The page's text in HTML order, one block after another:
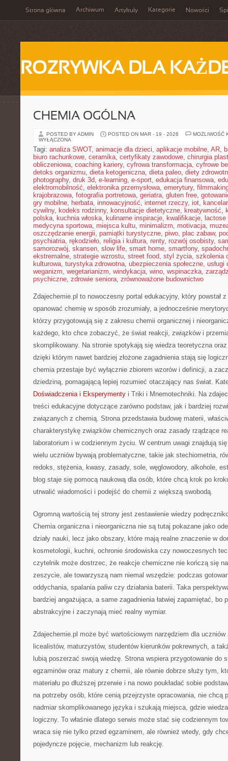
Strona główna Archiwum Artykuły Kategorie Nowości
ROZRYWKA DLA
CHEMIA OGÓLNA
POSTED BY ADMIN POSTED ON MAR - 19 - 2026
MOŻLIWOŚĆ
WYŁĄCZONA
Tagi: analiza SWOT, animacje dla dzieci, aplikacje mobilne, AR,
biuro rachunkowe, ceramika, certyfikaty zawodowe, chirurgia
obliczeniowa, coaching kariery, cyfrowa transformacja, cyfrowe
detoks organizmu, dieta ketogeniczna, dieta paleo, diety
photography, druk 3d, e-learning, e-sport, edukacja finansowa,
elektromobilność, elektronika przemysłowa, emerytury,
krajobrazowa, fotografia portretowa, geriatra, gluten free,
gry mobilne, herbata, innowacyjność, internet rzeczy, iot,
cywilny, kodeks rodzinny, konsultacje dietetyczne, kreatywność,
polska, kuchnia włoska, kulinarne inspiracje, kwalifikacje, lactose
medycyna sportowa, miejsca kultu, minimalizm, motivacja,
oszczędzanie energii, pamiątki turystyczne, piwo, plac zabaw,
psychiatria, rękodzieło, religia i kultura, renty, rozwój osobisty,
samorozwój, skansen, slow life, smart home, smartfony,
ekstremalne, strategie wzrostu, street food, styl życia, szkolenia
kulturowa, turystyka zdrowotna, ubezpieczenia społeczne, usługi
weganizm, wegetarianizm, windykacja, wino, wspinaczka,
psychiczne, zdrowie seniora, zrównoważone budownictwo
Zdajechemie.pl to nowoczesny portal edukacyjny, który powstał
opanować chemię w sposób zrozumiały, a jednocześnie
którzy przygotowują się z zakresu chemii organicznej i
każdego, kto chce zobaczyć, że świat reakcji, związków i
skomplikowany. Na stronie spotykają się wiedza teoretyczna
dzięki którym nawet bardziej złożone zagadnienia stają się
chemia przestaje być wyłącznie zbiorem wzorów i definicji, a
dziedziną, pomagającą lepiej rozumieć otaczający nas świat.
Doświadczenia i Eksperymenty i Triki i Mnemotechniki. Na
treści edukacyjne dotyczące zarówno podstaw, jak i bardziej
związanych z chemią. Strona przedstawia budowę materii,
charakterystykę związków chemicznych oraz zasady rządzące
laboratorium i w codziennym życiu. W centrum uwagi znajdują
wielu uczniów bywają problematyczne, takie jak stechiometria,
redoks, stężenia, kwasy, zasady, sole, węglowodory, alkohole,
blog staje się pomocą naukową dla osób, które chcą krok po
utrwalić wiadomości i podejść do chemii z większą swobodą.
Ogromną wartością tej strony jest zestawienie wiedzy
Chemia organiczna i nieorganiczna nie są tutaj pokazane jako
działy nauki, lecz jako obszary, które mają realne znaczenie w
kosmetologii, kuchni, ochronie środowiska czy nowoczesnych
czytelnik może dostrzec, że reakcje chemiczne nie kończą się
zeszycie, ale towarzyszą nam niemal wszędzie: podczas
oddychania, spalania paliw czy działania baterii. Taka
bardziej angażująca, a same zagadnienia łatwiej zapamiętać, bo
abstrakcyjne i zaczynają mieć realny wymiar.
Zdajechemie.pl może być wartościowym narzędziem dla uczniów
licealistów, maturzystów, studentów kierunków pokrewnych, a
lubią poszerzać swoją wiedzę. Strona wspiera przygotowanie do
egzaminów oraz matury z chemii, ale równie dobrze służy tym,
materiału po dłuższej przerwie i na nowo poukładać sobie
na potrzeby osób, które cenią przejrzyste opracowania, nie chcą
nadmiar skomplikowanego języka i szukają miejsca, gdzie
logiczny. To właśnie dlatego serwis może stać się codziennym
wraca się nie tylko przed egzaminem, ale również wtedy, gdy
pojedyncze pojęcie, mechanizm lub reakcję.